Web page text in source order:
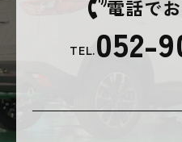
電話で
TEL.052-